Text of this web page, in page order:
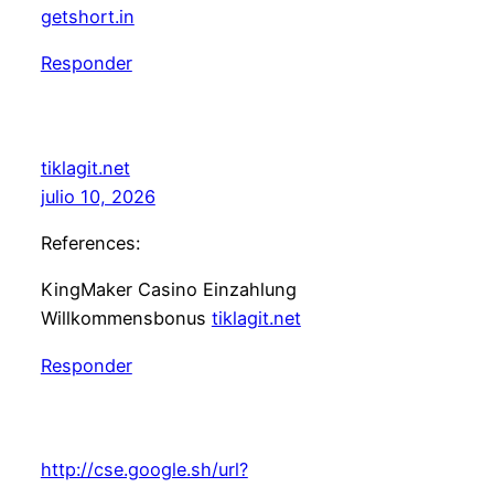
getshort.in
Responder
tiklagit.net
julio 10, 2026
References:
KingMaker Casino Einzahlung
Willkommensbonus tiklagit.net
Responder
http://cse.google.sh/url?